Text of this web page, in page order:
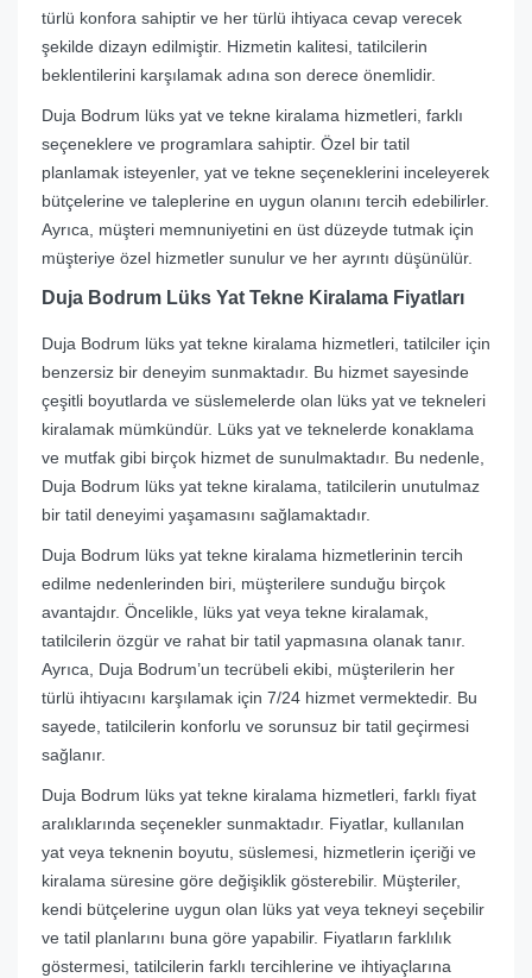
türlü konfora sahiptir ve her türlü ihtiyaca cevap verecek
şekilde dizayn edilmiştir. Hizmetin kalitesi, tatilcilerin
beklentilerini karşılamak adına son derece önemlidir.
Duja Bodrum lüks yat ve tekne kiralama hizmetleri, farklı
seçeneklere ve programlara sahiptir. Özel bir tatil
planlamak isteyenler, yat ve tekne seçeneklerini inceleyerek
bütçelerine ve taleplerine en uygun olanını tercih edebilirler.
Ayrıca, müşteri memnuniyetini en üst düzeyde tutmak için
müşteriye özel hizmetler sunulur ve her ayrıntı düşünülür.
Duja Bodrum Lüks Yat Tekne Kiralama Fiyatları
Duja Bodrum lüks yat tekne kiralama hizmetleri, tatilciler için
benzersiz bir deneyim sunmaktadır. Bu hizmet sayesinde
çeşitli boyutlarda ve süslemelerde olan lüks yat ve tekneleri
kiralamak mümkündür. Lüks yat ve teknelerde konaklama
ve mutfak gibi birçok hizmet de sunulmaktadır. Bu nedenle,
Duja Bodrum lüks yat tekne kiralama, tatilcilerin unutulmaz
bir tatil deneyimi yaşamasını sağlamaktadır.
Duja Bodrum lüks yat tekne kiralama hizmetlerinin tercih
edilme nedenlerinden biri, müşterilere sunduğu birçok
avantajdır. Öncelikle, lüks yat veya tekne kiralamak,
tatilcilerin özgür ve rahat bir tatil yapmasına olanak tanır.
Ayrıca, Duja Bodrum’un tecrübeli ekibi, müşterilerin her
türlü ihtiyacını karşılamak için 7/24 hizmet vermektedir. Bu
sayede, tatilcilerin konforlu ve sorunsuz bir tatil geçirmesi
sağlanır.
Duja Bodrum lüks yat tekne kiralama hizmetleri, farklı fiyat
aralıklarında seçenekler sunmaktadır. Fiyatlar, kullanılan
yat veya teknenin boyutu, süslemesi, hizmetlerin içeriği ve
kiralama süresine göre değişiklik gösterebilir. Müşteriler,
kendi bütçelerine uygun olan lüks yat veya tekneyi seçebilir
ve tatil planlarını buna göre yapabilir. Fiyatların farklılık
göstermesi, tatilcilerin farklı tercihlerine ve ihtiyaçlarına